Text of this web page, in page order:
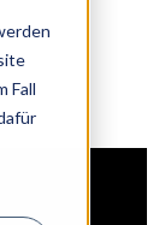
Fall